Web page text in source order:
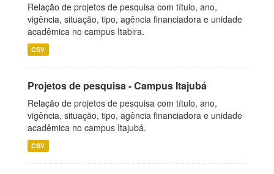
Relação de projetos de pesquisa com título, ano,
vigência, situação, tipo, agência financiadora e unidade
acadêmica no campus Itabira.
CSV
Projetos de pesquisa - Campus Itajubá
Relação de projetos de pesquisa com título, ano,
vigência, situação, tipo, agência financiadora e unidade
acadêmica no campus Itajubá.
CSV